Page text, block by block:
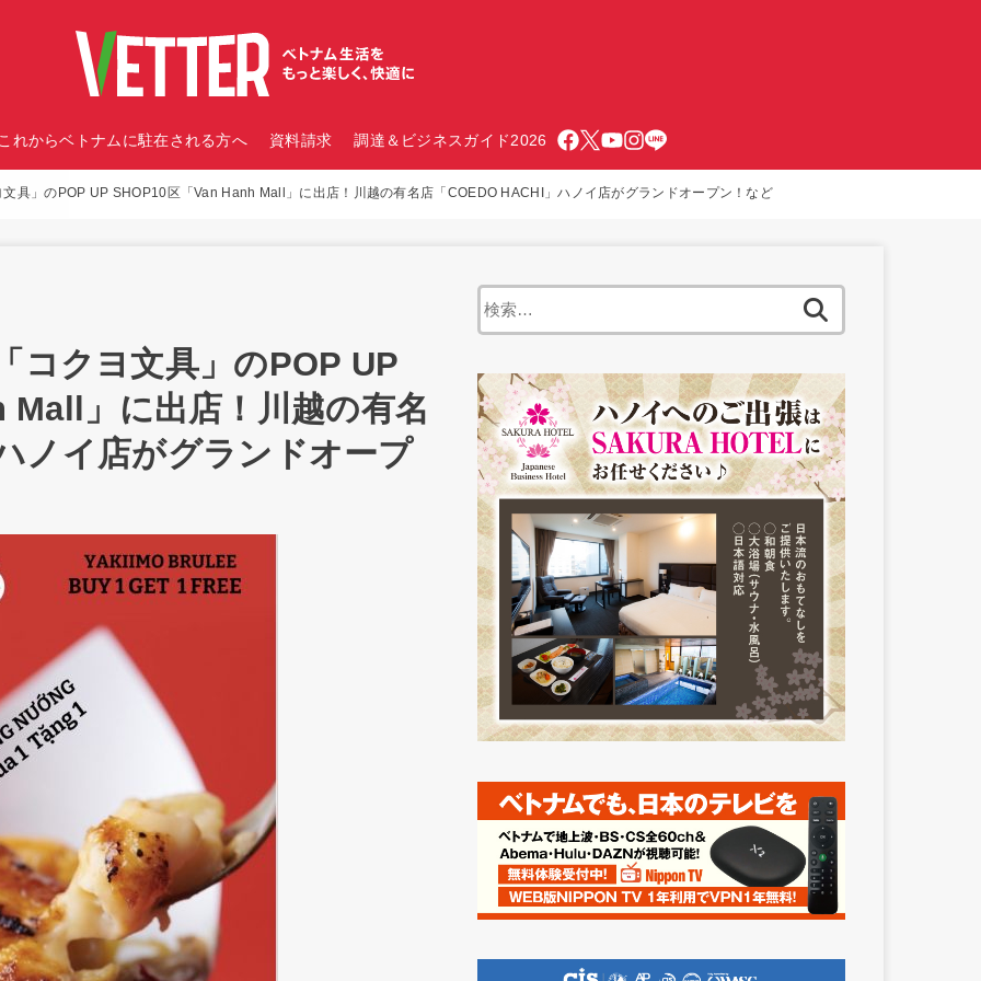
れからベトナムに駐在される方へ 資料請求 調達＆ビジネスガイド2026
具」のPOP UP SHOP10区「Van Hanh Mall」に出店！川越の有名店「COEDO HACHI」ハノイ店がグランドオープン！など
コクヨ文具」のPOP UP
」に出店！川越の有名
ノイ店がグランドオープ